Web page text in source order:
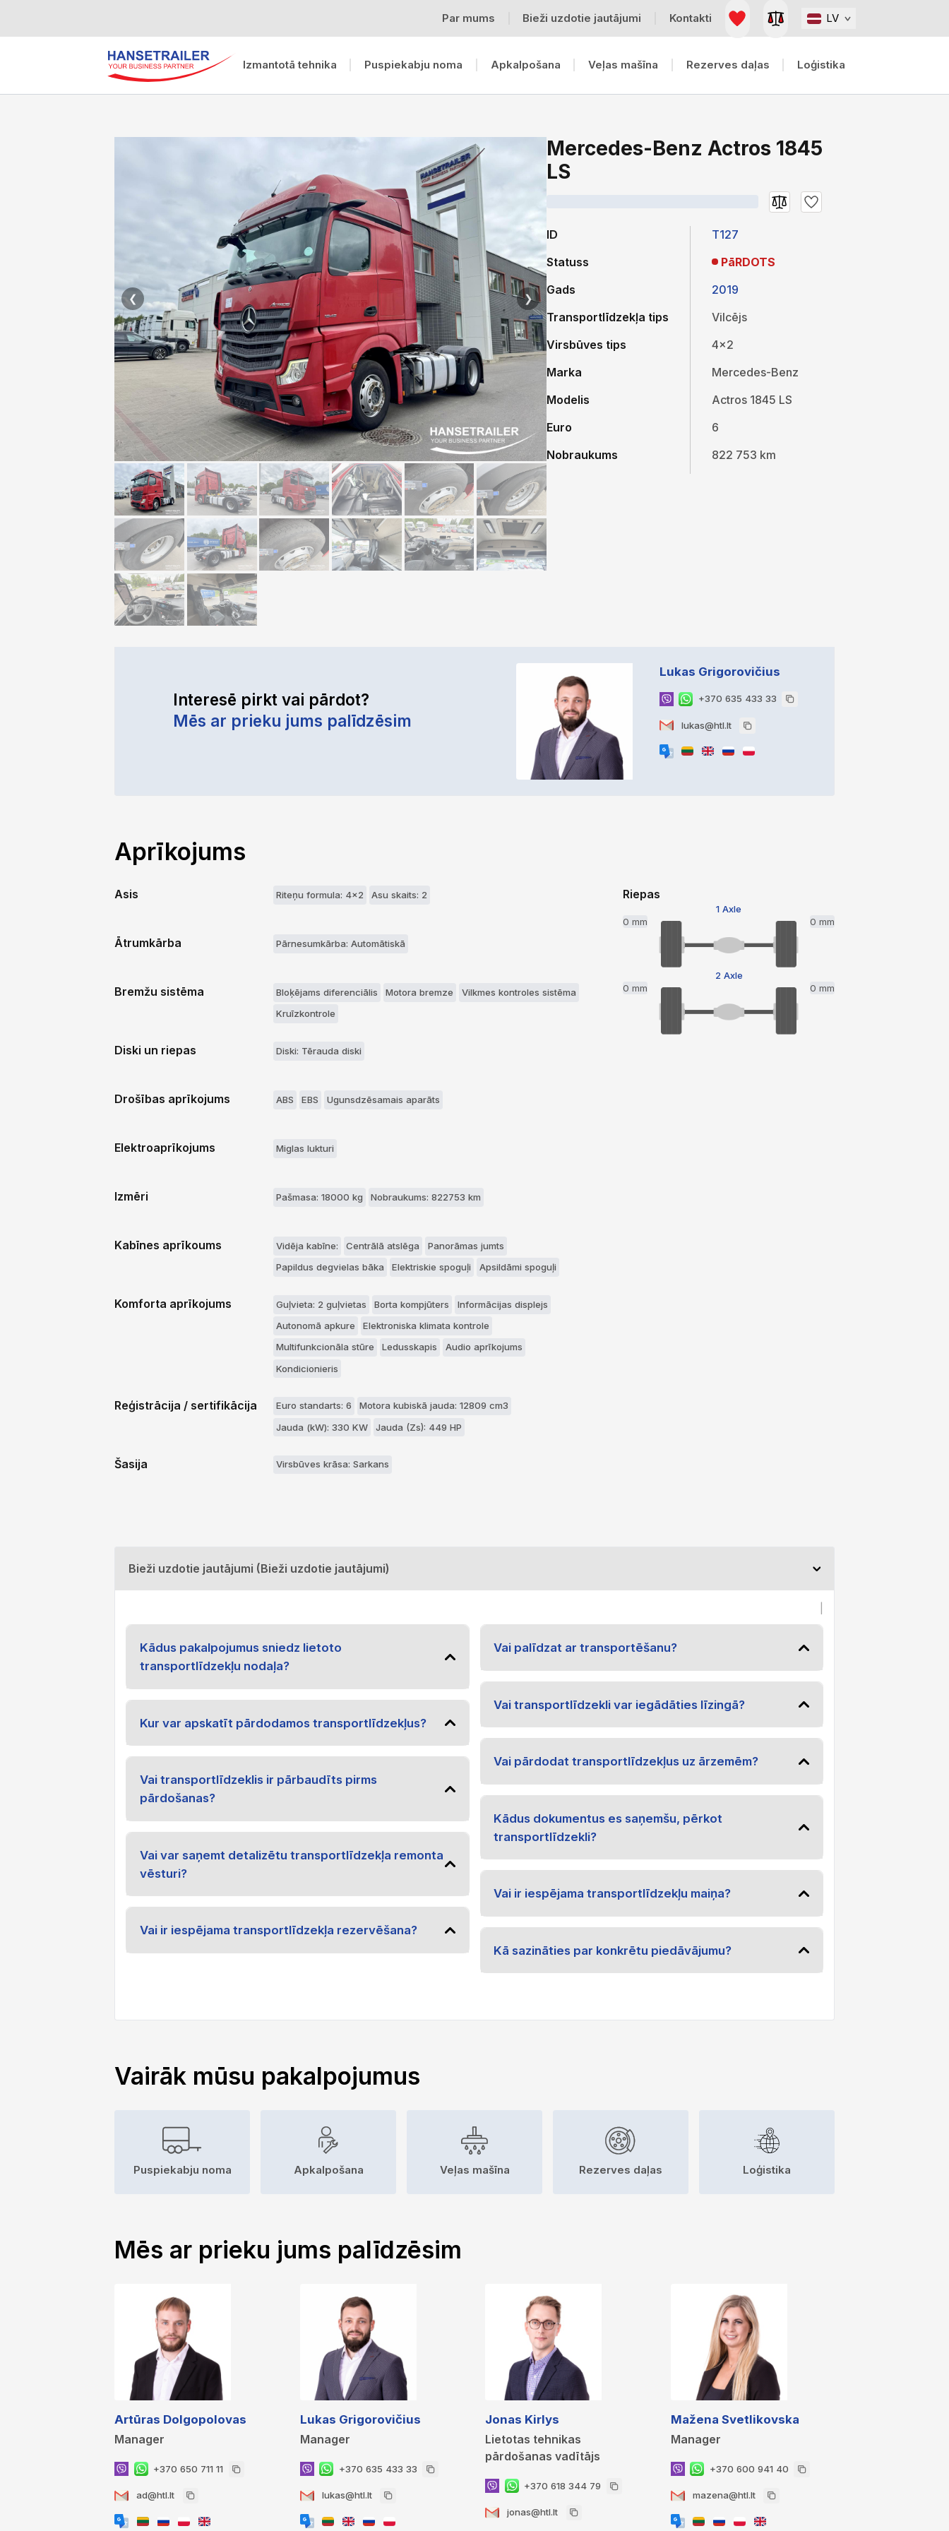
Par mums Bieži uzdotie jautājumi Kontakti LV
Izmantotā tehnika Puspiekabju noma Apkalpošana Veļas mašīna Rezerves daļas Loģistika
❮ ❯
Mercedes-Benz Actros 1845
LS
ID
Statuss
Gads
Transportlīdzekļa tips
Virsbūves tips
Marka
Modelis
Euro
Nobraukums
T127
PāRDOTS
2019
Vilcējs
4x2
Mercedes-Benz
Actros 1845 LS
6
822 753 km
Interesē pirkt vai pārdot?
Mēs ar prieku jums palīdzēsim
Lukas Grigorovičius
+370 635 433 33
lukas@htl.lt
Aprīkojums
Asis Riteņu formula: 4x2 Asu skaits: 2
Ātrumkārba Pārnesumkārba: Automātiskā
Bremžu sistēma Bloķējams diferenciālis Motora bremze
Vilkmes kontroles sistēma
Kruīzkontrole
Diski un riepas Diski: Tērauda diski
Drošības aprīkojums ABS EBS Ugunsdzēsamais aparāts
Elektroaprīkojums Miglas lukturi
Izmēri Pašmasa: 18000 kg Nobraukums: 822753 km
Kabīnes aprīkoums Vidēja kabīne: Centrālā atslēga
Panorāmas jumts
Papildus degvielas bāka
Elektriskie spoguļi Apsildāmi spoguļi
Komforta aprīkojums Guļvieta: 2 guļvietas Borta kompjūters
Informācijas displejs
Autonomā apkure
Elektroniska klimata kontrole
Multifunkcionāla stūre
Ledusskapis
Audio aprīkojums
Kondicionieris
Reģistrācija / sertifikācija Euro standarts: 6
Motora kubiskā jauda: 12809 cm3
Jauda (kW): 330 KW
Jauda (Zs): 449 HP
Šasija Virsbūves krāsa: Sarkans
Riepas
1 Axle
0 mm
0 mm
2 Axle
0 mm
0 mm
Bieži uzdotie jautājumi (Bieži uzdotie jautājumi)
Kādus pakalpojumus sniedz lietoto
transportlīdzekļu nodaļa?
Kur var apskatīt pārdodamos transportlīdzekļus?
Vai transportlīdzeklis ir pārbaudīts pirms
pārdošanas?
Vai var saņemt detalizētu transportlīdzekļa remonta
vēsturi?
Vai ir iespējama transportlīdzekļa rezervēšana?
Vai palīdzat ar transportēšanu?
Vai transportlīdzekli var iegādāties līzingā?
Vai pārdodat transportlīdzekļus uz ārzemēm?
Kādus dokumentus es saņemšu, pērkot
transportlīdzekli?
Vai ir iespējama transportlīdzekļu maiņa?
Kā sazināties par konkrētu piedāvājumu?
Vairāk mūsu pakalpojumus
Puspiekabju noma Apkalpošana Veļas mašīna Rezerves daļas Loģistika
Mēs ar prieku jums palīdzēsim
Artūras Dolgopolovas
Manager
+370 650 711 11
ad@htl.lt
Lukas Grigorovičius
Manager
+370 635 433 33
lukas@htl.lt
Jonas Kirlys
Lietotas tehnikas
pārdošanas vadītājs
+370 618 344 79
jonas@htl.lt
Mažena Svetlikovska
Manager
+370 600 941 40
mazena@htl.lt